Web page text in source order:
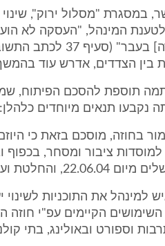
17.04.05 אושר, במסגרת "מסלול
לטענת המינהל, "העסקה לא
כבר אושרה [על
בין הצדדים, אדרש עוד
09.05.05 נחתמה תוספת להסכם
בחוזה, מוסכם בזאת כי היוזם
ציבור ומסחר,
תיירות מיום 22.09.04...
למינהל את התוכניות לשינוי
הקיימים עפ"י חוזה
וספורט ובאולינג, בתי